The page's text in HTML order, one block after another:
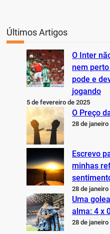
Últimos Artigos
O Inter
nem
pode e
jogando
5 de fevereiro de 2025
O Preço
28 de janeiro
Escrevo
minhas
28 de janeiro
Uma
alma: 4 x
28 de janeiro